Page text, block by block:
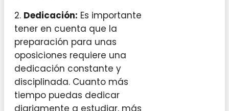
2. Dedicación: Es importante
tener en cuenta que la
preparación para unas
oposiciones requiere una
dedicación constante y
disciplinada. Cuanto más
tiempo puedas dedicar
diariamente a estudiar, más